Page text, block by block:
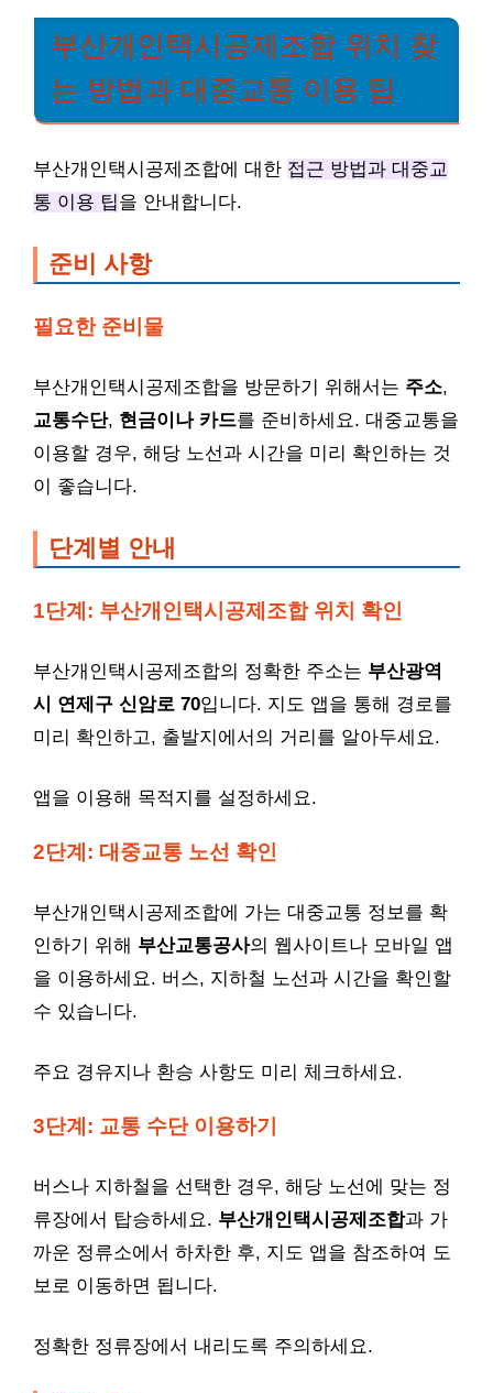
부산개인택시공제조합 위치 찾
는 방법과 대중교통 이용 팁
부산개인택시공제조합에 대한 접근 방법과 대중교
통 이용 팁을 안내합니다.
준비 사항
필요한 준비물
부산개인택시공제조합을 방문하기 위해서는 주소,
교통수단, 현금이나 카드를 준비하세요. 대중교통을
이용할 경우, 해당 노선과 시간을 미리 확인하는 것
이 좋습니다.
단계별 안내
1단계: 부산개인택시공제조합 위치 확인
부산개인택시공제조합의 정확한 주소는 부산광역
시 연제구 신암로 70입니다. 지도 앱을 통해 경로를
미리 확인하고, 출발지에서의 거리를 알아두세요.
앱을 이용해 목적지를 설정하세요.
2단계: 대중교통 노선 확인
부산개인택시공제조합에 가는 대중교통 정보를 확
인하기 위해 부산교통공사의 웹사이트나 모바일 앱
을 이용하세요. 버스, 지하철 노선과 시간을 확인할
수 있습니다.
주요 경유지나 환승 사항도 미리 체크하세요.
3단계: 교통 수단 이용하기
버스나 지하철을 선택한 경우, 해당 노선에 맞는 정
류장에서 탑승하세요. 부산개인택시공제조합과 가
까운 정류소에서 하차한 후, 지도 앱을 참조하여 도
보로 이동하면 됩니다.
정확한 정류장에서 내리도록 주의하세요.